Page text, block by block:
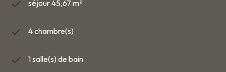
séjour 45,67 m²
4 chambre(s)
1 salle(s) de bain